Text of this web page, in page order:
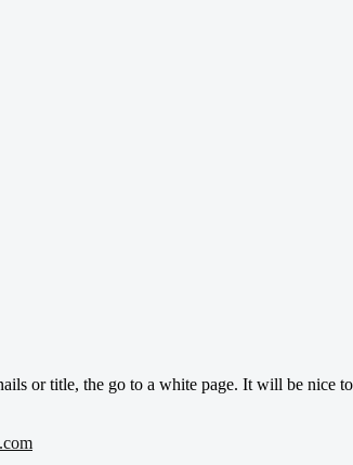
or title, the go to a white page. It will be nice